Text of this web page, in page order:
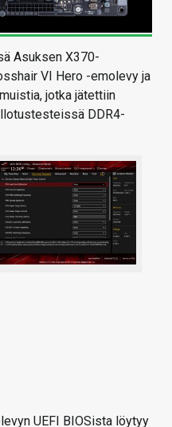
Asuksen X370-
VI Hero -emolevy ja
jotka jätettiin
DDR4-
UEFI BIOSista löytyy